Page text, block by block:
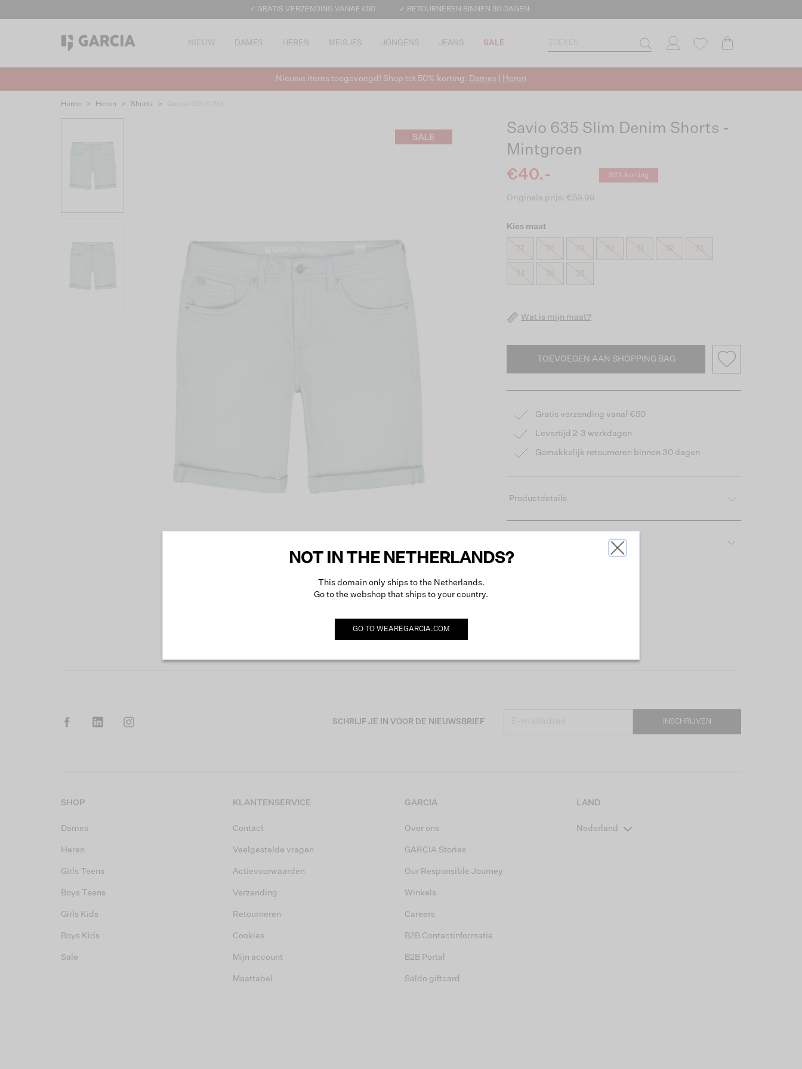
✓ GRATIS VERZENDING VANAF €50 ✓ RETOURNEREN BINNEN 30 DAGEN
NIEUW DAMES HEREN MEISJES JONGENS JEANS SALE
Nieuwe items toegevoegd! Shop tot 50% korting: Dames Heren
Home > Heren > Shorts >
Savio 635 Slim Denim Shorts -
Mintgroen
€40.-
33% korting
Originele prijs: €59.99
Kies maat
27 28 29 30 31 32 33
34 36 38
Wat is mijn maat?
TOEVOEGEN AAN SHOPPING BAG
Gratis verzending vanaf €50
Levertijd 2-3 werkdagen
Gemakkelijk retourneren binnen 30 dagen
Productdetails
SCHRIJF JE IN VOOR DE NIEUWSBRIEF INSCHRIJVEN
SHOP
Dames
Heren
Girls Teens
Boys Teens
Girls Kids
Boys Kids
Sale
KLANTENSERVICE
Contact
Veelgestelde vragen
Actievoorwaarden
Verzending
Retourneren
Cookies
Mijn account
Maattabel
GARCIA
Over ons
GARCIA Stories
Our Responsible Journey
Winkels
Careers
B2B Contactinformatie
B2B Portal
Saldo giftcard
LAND
Nederland
NOT IN THE NETHERLANDS?
This domain only ships to the Netherlands.
Go to the webshop that ships to your country.
GO TO WEAREGARCIA.COM